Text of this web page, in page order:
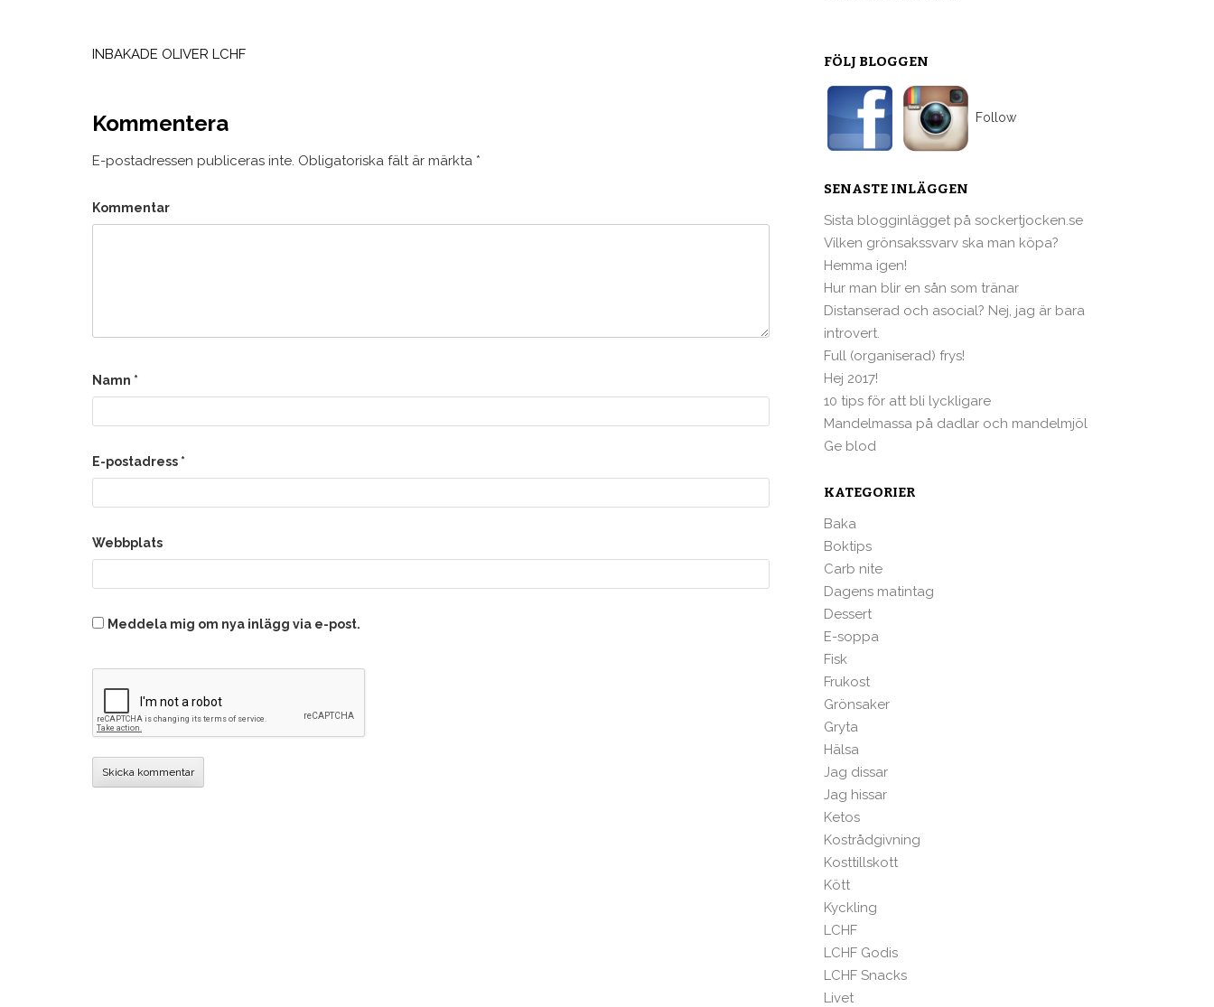
INBAKADE OLIVER LCHF
Kommentera
E-postadressen publiceras inte. Obligatoriska fält är märkta *
Kommentar
Namn *
E-postadress *
Webbplats
Meddela mig om nya inlägg via e-post.
FÖLJ BLOGGEN
Follow
SENASTE INLÄGGEN
Sista blogginlägget på sockertjocken.se
Vilken grönsakssvarv ska man köpa?
Hemma igen!
Hur man blir en sån som tränar
Distanserad och asocial? Nej, jag är bara
introvert.
Full (organiserad) frys!
Hej 2017!
10 tips för att bli lyckligare
Mandelmassa på dadlar och mandelmjöl
Ge blod
KATEGORIER
Baka
Boktips
Carb nite
Dagens matintag
Dessert
E-soppa
Fisk
Frukost
Grönsaker
Gryta
Hälsa
Jag dissar
Jag hissar
Ketos
Kostrådgivning
Kosttillskott
Kött
Kyckling
LCHF
LCHF Godis
LCHF Snacks
Livet